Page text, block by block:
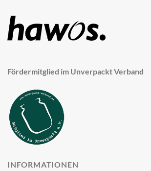
Fördermitglied im Unverpackt Verband
INFORMATIONEN